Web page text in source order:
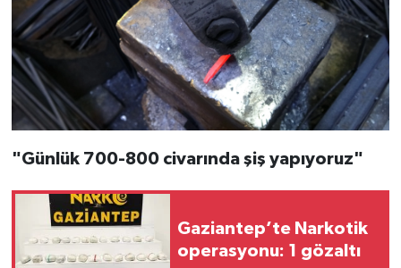
"Günlük 700-800 civarında şiş yapıyoruz"
Gaziantep’te Narkotik
operasyonu: 1 gözaltı